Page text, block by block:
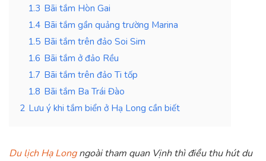
1.3 Bãi tắm Hòn Gai
1.4 Bãi tắm gần quảng trường Marina
1.5 Bãi tắm trên đảo Soi Sim
1.6 Bãi tắm ở đảo Rều
1.7 Bãi tắm trên đảo Ti tốp
1.8 Bãi tắm Ba Trái Đào
2 Lưu ý khi tắm biển ở Hạ Long cần biết
Du lịch Hạ Longngoài tham quan Vịnh thì điều thu hút du